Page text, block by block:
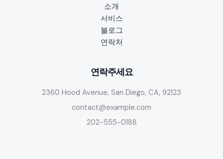
소개
서비스
블로그
연락처
연락주세요
2360 Hood Avenue, San Diego, CA, 92123
contact@example.com
202-555-0188